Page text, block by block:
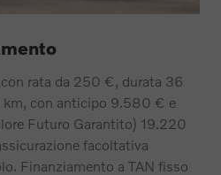
rata da 250 €, durata 36
con anticipo 9.580 € e
Futuro Garantito) 19.220
facoltativa
Finanziamento a TAN fisso